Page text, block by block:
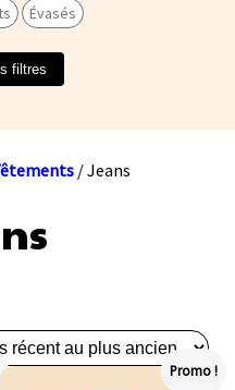
Évasés
filtres
/ Jeans
Promo !